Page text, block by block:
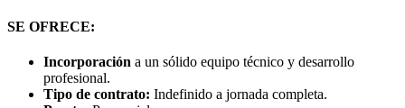
SE OFRECE:
Incorporación a un sólido equipo técnico y desarrollo
profesional.
Tipo de contrato: Indefinido a jornada completa.